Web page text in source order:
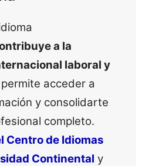
a la
laboral y
permite acceder a
y consolidarte
completo.
Centro de Idiomas
Continental y